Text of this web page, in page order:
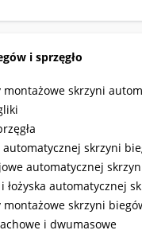
i sprzęgło
montażowe skrzyni
automatycznej skrzyni
automatycznej
łożyska automatycznej
montażowe skrzyni
i dwumasowe